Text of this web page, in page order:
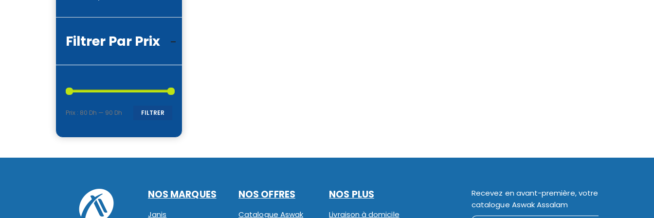
Filtrer Par Prix
FILTRER
Prix : 80 Dh — 90 Dh
NOS MARQUES
Janis
NOS OFFRES
Catalogue Aswak
NOS PLUS
Livraison à domicile
Recevez en avant-première, votre
catalogue Aswak Assalam